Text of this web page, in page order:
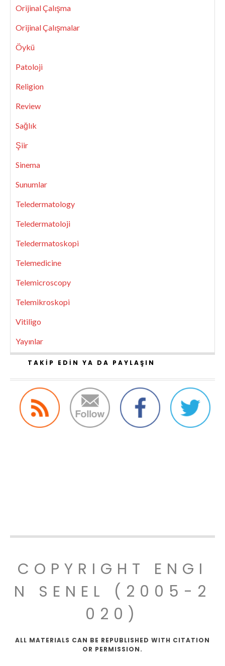
Orijinal Çalışma
Orijinal Çalışmalar
Öykü
Patoloji
Religion
Review
Sağlık
Şiir
Sinema
Sunumlar
Teledermatology
Teledermatoloji
Teledermatoskopi
Telemedicine
Telemicroscopy
Telemikroskopi
Vitiligo
Yayınlar
TAKIP EDIN YA DA PAYLAŞIN
COPYRIGHT ENGI
N SENEL (2005-2
020)
ALL MATERIALS CAN BE REPUBLISHED WITH CITATION
OR PERMISSION.